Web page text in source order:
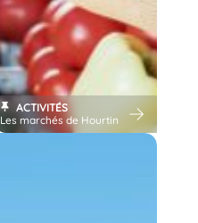
ACTIVITÉS
Les marchés de Hourtin